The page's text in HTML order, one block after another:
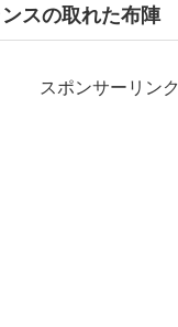
スの取れた布陣
スポンサーリンク